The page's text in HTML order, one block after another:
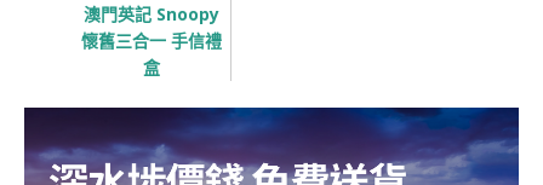
澳門英記 Snoopy
懷舊三合一 手信禮
盒